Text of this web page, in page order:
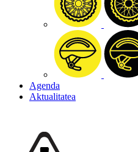
Agenda
Aktualitatea